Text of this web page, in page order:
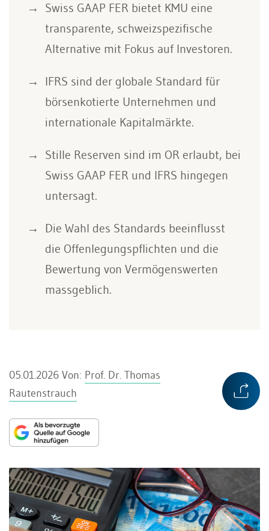
Swiss GAAP FER bietet KMU eine
transparente, schweizspezifische
Alternative mit Fokus auf Investoren.
IFRS sind der globale Standard für
börsenkotierte Unternehmen und
internationale Kapitalmärkte.
Stille Reserven sind im OR erlaubt, bei
Swiss GAAP FER und IFRS hingegen
untersagt.
Die Wahl des Standards beeinflusst
die Offenlegungspflichten und die
Bewertung von Vermögenswerten
massgeblich.
05.01.2026 Von: Prof. Dr. Thomas
Rautenstrauch